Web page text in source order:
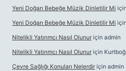
Yeni Doğan Bebeğe Müzik Dinletilir Mi için
Yeni Doğan Bebeğe Müzik Dinletilir Mi için
Nitelikli Yatırımcı Nasıl Olunur için admin
Nitelikli Yatırımcı Nasıl Olunur için
Çevre Sağlığı Konuları Nelerdir için admin